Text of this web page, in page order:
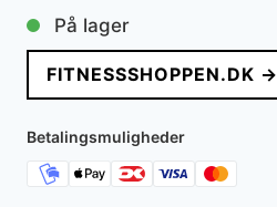
oprindelige
pris
var:
399 kr..
pris
er:
På lager
FITNESSSHOPPEN.DK →
Betalingsmuligheder